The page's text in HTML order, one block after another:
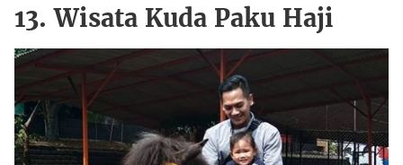
13. Wisata Kuda Paku Haji